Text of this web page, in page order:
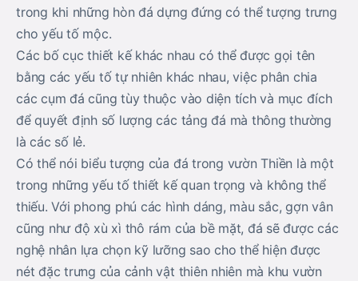
trong khi những hòn đá dựng đứng có thể tượng trưng
cho yếu tố mộc.
Các bố cục thiết kế khác nhau có thể được gọi tên
bằng các yếu tố tự nhiên khác nhau, việc phân chia
các cụm đá cũng tùy thuộc vào diện tích và mục đích
để quyết định số lượng các tảng đá mà thông thường
là các số lẻ.
Có thể nói biểu tượng của đá trong vườn Thiền là một
trong những yếu tố thiết kế quan trọng và không thể
thiếu. Với phong phú các hình dáng, màu sắc, gợn vân
cũng như độ xù xì thô rám của bề mặt, đá sẽ được các
nghệ nhân lựa chọn kỹ lưỡng sao cho thể hiện được
nét đặc trưng của cảnh vật thiên nhiên mà khu vườn